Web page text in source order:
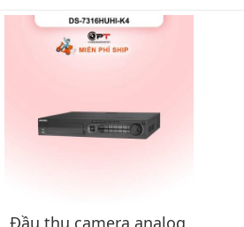
Đầu thu camera analog